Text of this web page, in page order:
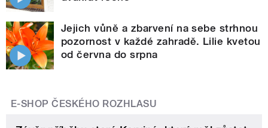
Jejich vůně a zbarvení na sebe strhnou
pozornost v každé zahradě. Lilie kvetou
od června do srpna
E-SHOP ČESKÉHO ROZHLASU